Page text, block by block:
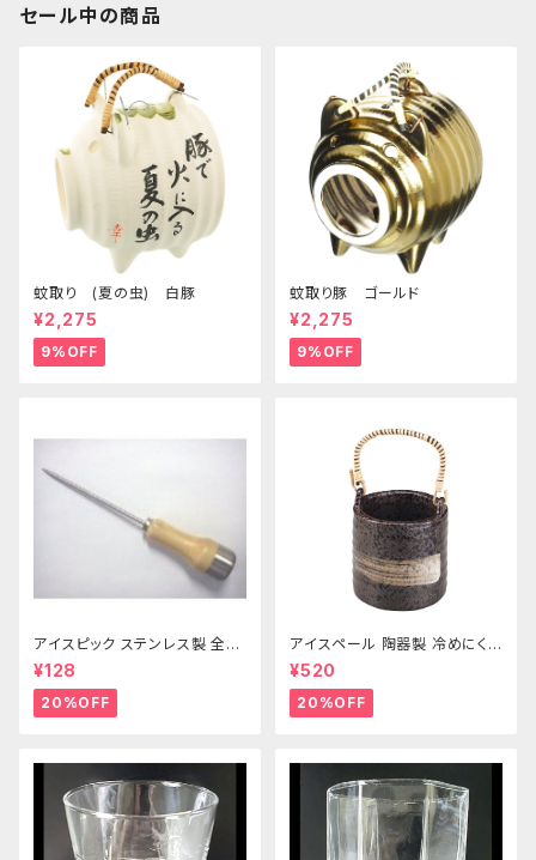
セール中の商品
蚊取り (夏の虫) 白豚
¥2,275
9%OFF
蚊取り豚 ゴールド
¥2,275
9%OFF
アイスピック ステンレス製 全長
215ｍｍ
¥128
20%OFF
アイスペール 陶器製 冷めにくい
二重構造 860ml
¥520
20%OFF